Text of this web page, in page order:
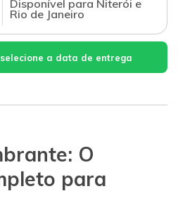
Disponível para Niterói e
Rio de Janeiro
selecione a data de entrega
O
para